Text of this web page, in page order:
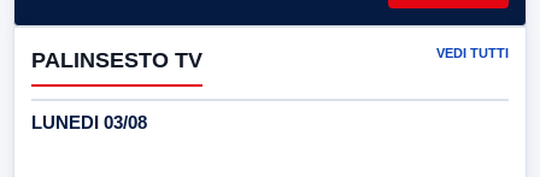
PALINSESTO TV VEDI TUTTI
LUNEDI 03/08